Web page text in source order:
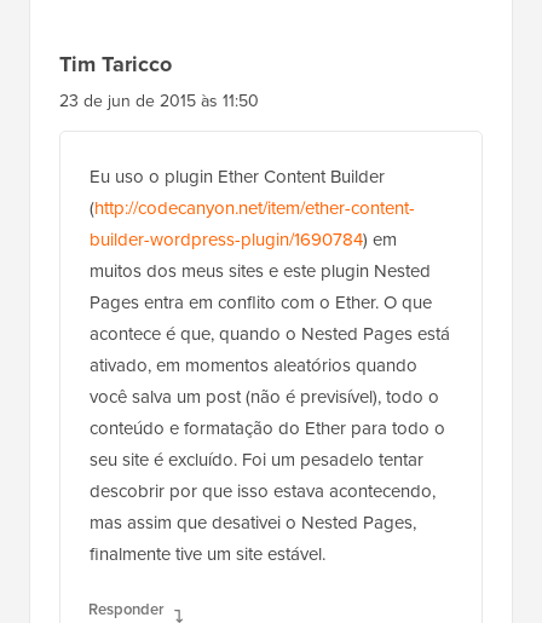
Tim Taricco
23 de jun de 2015 às 11:50
Eu uso o plugin Ether Content Builder
(http://codecanyon.net/item/ether-content-
builder-wordpress-plugin/1690784) em
muitos dos meus sites e este plugin Nested
Pages entra em conflito com o Ether. O que
acontece é que, quando o Nested Pages está
ativado, em momentos aleatórios quando
você salva um post (não é previsível), todo o
conteúdo e formatação do Ether para todo o
seu site é excluído. Foi um pesadelo tentar
descobrir por que isso estava acontecendo,
mas assim que desativei o Nested Pages,
finalmente tive um site estável.
Responder